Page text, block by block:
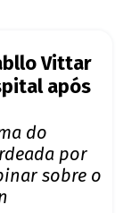
Vittar
após
do
por
sobre o